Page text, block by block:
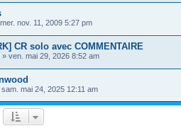
mer. nov. 11, 2009 5:27 pm
CR solo avec COMMENTAIRE
» ven. mai 29, 2026 8:52 am
sam. mai 24, 2025 12:11 am